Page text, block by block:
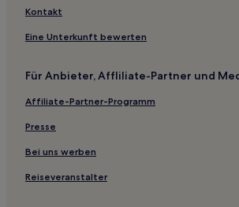
Hotels mit Küchenzeile in Südwest-
Günstige in Südwest-Montana
Günstige in Hamilton
Haustierfreundliche in Montana
Luxus in Montana
Günstige in Montana
Business in Montana
Kontakt
Eine Unterkunft bewerten
Für Anbieter, Affliliate-Partner und
Affiliate-Partner-Programm
Presse
Bei uns werben
Reiseveranstalter